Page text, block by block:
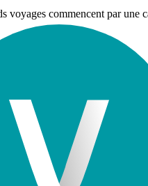
voyages commencent par une